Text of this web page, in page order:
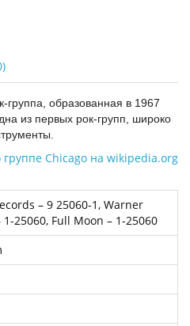
группа, образованная в 1967
из первых рок-групп, широко
Chicago на wikipedia.org
– 9 25060-1, Warner
1-25060, Full Moon – 1-25060